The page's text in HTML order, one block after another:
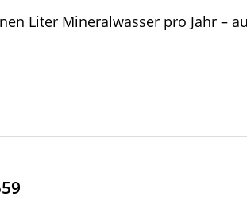
Liter Mineralwasser pro Jahr –